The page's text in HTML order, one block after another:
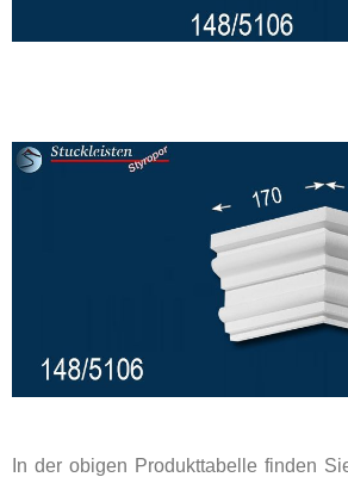
In der obigen Produkttabelle finden